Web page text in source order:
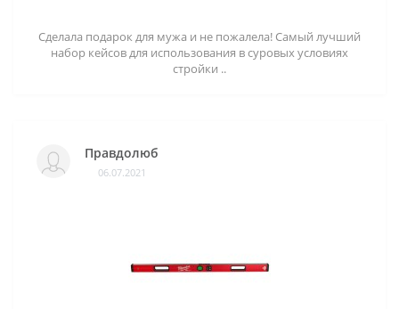
Сделала подарок для мужа и не пожалела! Самый лучший
набор кейсов для использования в суровых условиях
стройки ..
Правдолюб
06.07.2021